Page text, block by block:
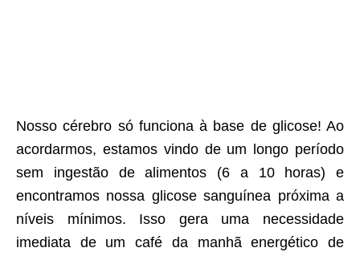
Nosso cérebro só funciona à base de glicose! Ao
acordarmos, estamos vindo de um longo período
sem ingestão de alimentos (6 a 10 horas) e
encontramos nossa glicose sanguínea próxima a
níveis mínimos. Isso gera uma necessidade
imediata de um café da manhã energético de